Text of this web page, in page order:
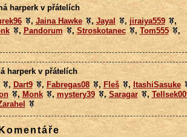
harperk v přátelích
, Jaina Hawke , Jayal , jiraiya559
,
,Pandorum , Stroskotanec ,Tom555
,
harperk v přátelích
, Dart9 , Fabregas08 , Fleš , ItashiSasuke
, Monk ,mystery39 ,Saragar ,
Komentáře